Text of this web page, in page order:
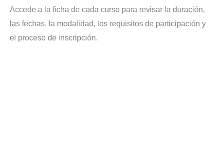
Accede a la ficha de cada curso para revisar la duración,
las fechas, la modalidad, los requisitos de participación y
el proceso de inscripción.